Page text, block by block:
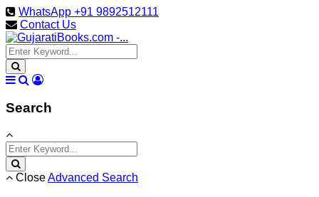
WhatsApp +91 9892512111
Contact Us
Search
CloseAdvanced Search